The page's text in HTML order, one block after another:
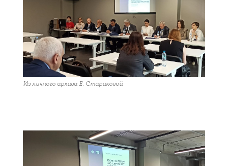
Из личного архива Е. Стариковой